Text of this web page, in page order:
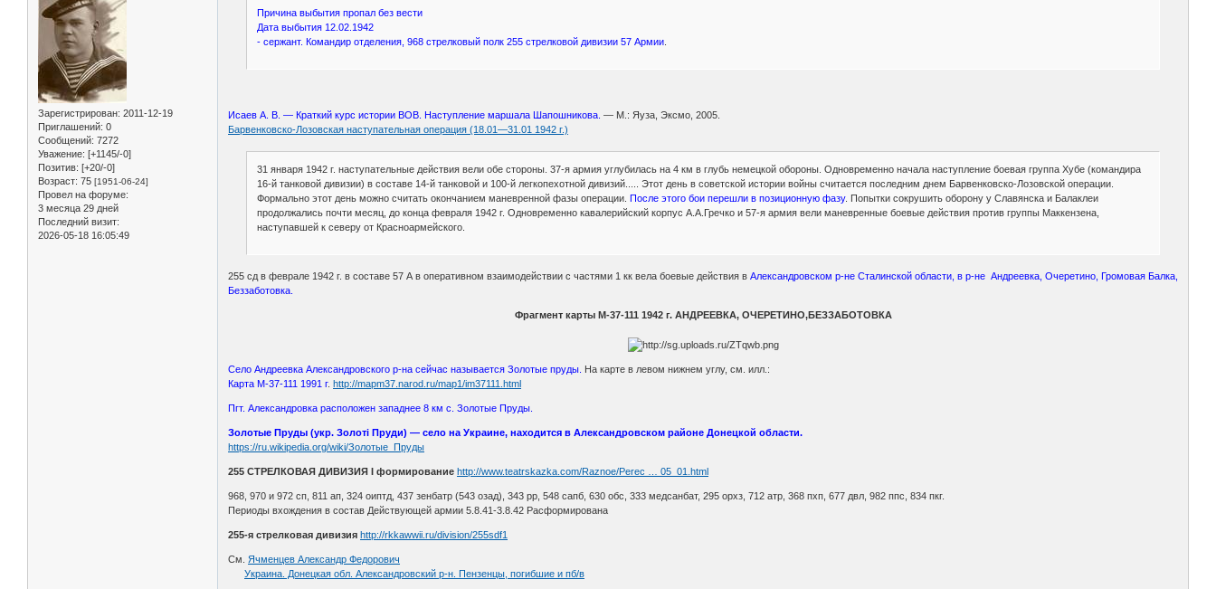
Зарегистрирован: 2011-12-19
Приглашений: 0
Сообщений: 7272
Уважение: [+1145/-0]
Позитив: [+20/-0]
Возраст: 75 [1951-06-24]
Провел на форуме:
3 месяца 29 дней
Последний визит:
2026-05-18 16:05:49
Причина выбытия пропал без вести
Дата выбытия 12.02.1942
- сержант. Командир отделения, 968 стрелковый полк 255 стрелковой дивизии 57 Армии.
Исаев А. В. — Краткий курс истории ВОВ. Наступление маршала Шапошникова. — М.: Яуза, Эксмо, 2005.
Барвенковско-Лозовская наступательная операция (18.01—31.01 1942 г.)
31 января 1942 г. наступательные действия вели обе стороны. 37-я армия углубилась на 4 км в глубь немецкой обороны. Одновременно начала наступление боевая группа Хубе (командира
16-й танковой дивизии) в составе 14-й танковой и 100-й легкопехотной дивизий..... Этот день в советской истории войны считается последним днем Барвенковско-Лозовской операции.
Формально этот день можно считать окончанием маневренной фазы операции. После этого бои перешли в позиционную фазу. Попытки сокрушить оборону у Славянска и Балаклеи
продолжались почти месяц, до конца февраля 1942 г. Одновременно кавалерийский корпус А.А.Гречко и 57-я армия вели маневренные боевые действия против группы Маккензена,
наступавшей к северу от Красноармейского.
255 сд в феврале 1942 г. в составе 57 А в оперативном взаимодействии с частями 1 кк вела боевые действия вАлександровском р-не Сталинской области, в р-не Андреевка, Очеретино, Громовая Балка,
Беззаботовка.
Фрагмент карты М-37-111 1942 г. АНДРЕЕВКА, ОЧЕРЕТИНО,БЕЗЗАБОТОВКА
Село Андреевка Александровского р-на сейчас называется Золотые пруды.
На карте в левом нижнем углу, см. илл.:
Карта М-37-111 1991 г. http://mapm37.narod.ru/map1/im37111.html
Пгт. Александровка расположен западнее 8 км с. Золотые Пруды.
Золотые Пруды (укр. Золоті Пруди) — село на Украине, находится в Александровском районе Донецкой области.
https://ru.wikipedia.org/wiki/Золотые_Пруды
255 СТРЕЛКОВАЯ ДИВИЗИЯ I формирование http://www.teatrskazka.com/Raznoe/Perec … 05_01.html
968, 970 и 972 сп, 811 ап, 324 оиптд, 437 зенбатр (543 озад), 343 рр, 548 сапб, 630 обс, 333 медсанбат, 295 орхз, 712 атр, 368 пхп, 677 двл, 982 ппс, 834 пкг.
Периоды вхождения в состав Действующей армии 5.8.41-3.8.42 Расформирована
255-я стрелковая дивизия http://rkkawwii.ru/division/255sdf1
См.Ячменцев Александр Федорович
Украина. Донецкая обл. Александровский р-н. Пензенцы, погибшие и пб/в